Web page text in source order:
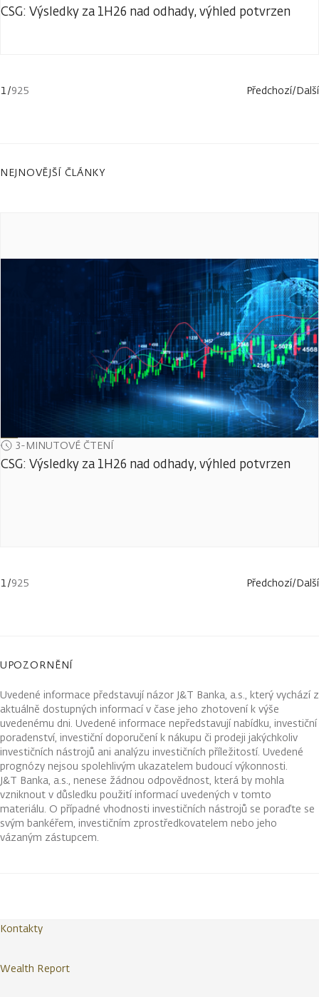
CSG: Výsledky za 1H26 nad odhady, výhled potvrzen
1/925 Předchozí/Další
NEJNOVĚJŠÍ ČLÁNKY
3-MINUTOVÉ ČTENÍ
CSG: Výsledky za 1H26 nad odhady, výhled potvrzen
1/925 Předchozí/Další
UPOZORNĚNÍ
Uvedené informace představují názor J&T Banka, a.s., který vychází z
aktuálně dostupných informací v čase jeho zhotovení k výše
uvedenému dni. Uvedené informace nepředstavují nabídku, investiční
poradenství, investiční doporučení k nákupu či prodeji jakýchkoliv
investičních nástrojů ani analýzu investičních příležitostí. Uvedené
prognózy nejsou spolehlivým ukazatelem budoucí výkonnosti.
J&T Banka, a.s., nenese žádnou odpovědnost, která by mohla
vzniknout v důsledku použití informací uvedených v tomto
materiálu. O případné vhodnosti investičních nástrojů se poraďte se
svým bankéřem, investičním zprostředkovatelem nebo jeho
vázaným zástupcem.
Kontakty
Wealth Report